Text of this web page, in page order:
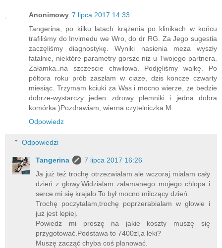
Anonimowy 7 lipca 2017 14:33
Tangerina, po kilku latach krążenia po klinikach w końcu
trafiliśmy do Invimedu we Wro, do dr RG. Za Jego sugestia
zaczęliśmy diagnostykę. Wyniki nasienia meza wyszły
fatalnie, niektóre parametry gorsze niz u Twojego partnera.
Załamka..na szczescie chwilowa. Podjęliśmy walkę. Po
półtora roku prób zaszłam w ciaze, dzis koncze czwarty
miesiąc. Trzymam kciuki za Was i mocno wierze, ze bedzie
dobrze-wystarczy jeden zdrowy plemniki i jedna dobra
komórka:)Pozdrawiam, wierna czytelniczka M
Odpowiedz
Odpowiedzi
Tangerina
7 lipca 2017 16:26
Ja już też trochę otrzezwialam ale wczoraj miałam cały
dzień z głowy.Widzialam załamanego mojego chlopa i
serce mi się krajalo.To był mocno milczący dzień.
Trochę poczytałam,trochę poprzerabialam w głowie i
już jest lepiej.
Powiedz mi proszę na jakie koszty muszę się
przygotować.Podstawa to 7400zl,a leki?
Muszę zacząć chyba coś planować.